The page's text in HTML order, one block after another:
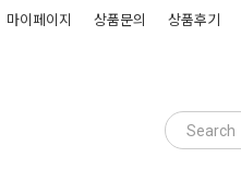
마이페이지 상품문의 상품후기